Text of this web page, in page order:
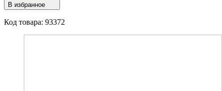
В избранное
Код товара: 93372